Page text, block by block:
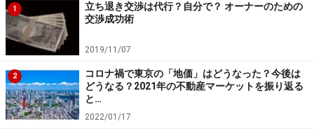
欲しいという声が、世の中に少なくありません。現在の
バイクの中には100万円、200万円以上といった大変高価
なものが多く、愛車の安全な保管場所は多くのバイクオ
ーナーが持つ要望です。
そこで、バイクコンテナというものがあります。頑丈な
作りで、当然、鍵もかかりますので安心です。自動車用
1
立ち退き交渉は代行？自分で？ オーナーのための
交渉成功術
2019/11/07
2
コロナ禍で東京の「地価」はどうなった？今後は
どうなる？2021年の不動産マーケットを振り返る
と…
2022/01/17